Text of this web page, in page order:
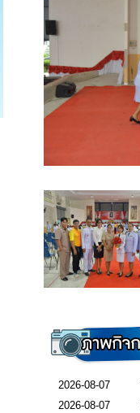
2026-08-07
2026-08-07